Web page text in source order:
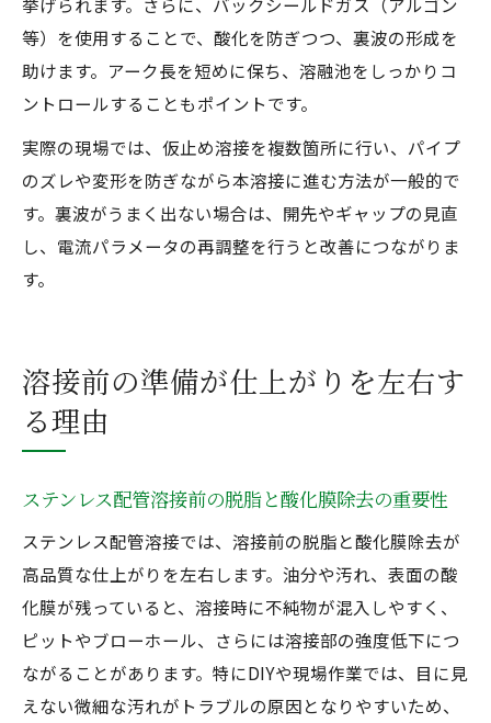
等）を使用することで、酸化を防ぎつつ、裏波の形成を
助けます。アーク長を短めに保ち、溶融池をしっかりコ
ントロールすることもポイントです。
実際の現場では、仮止め溶接を複数箇所に行い、パイプ
のズレや変形を防ぎながら本溶接に進む方法が一般的で
す。裏波がうまく出ない場合は、開先やギャップの見直
し、電流パラメータの再調整を行うと改善につながりま
す。
溶接前の準備が仕上がりを左右す
る理由
ステンレス配管溶接前の脱脂と酸化膜除去の重要性
ステンレス配管溶接では、溶接前の脱脂と酸化膜除去が
高品質な仕上がりを左右します。油分や汚れ、表面の酸
化膜が残っていると、溶接時に不純物が混入しやすく、
ピットやブローホール、さらには溶接部の強度低下につ
ながることがあります。特にDIYや現場作業では、目に見
えない微細な汚れがトラブルの原因となりやすいため、